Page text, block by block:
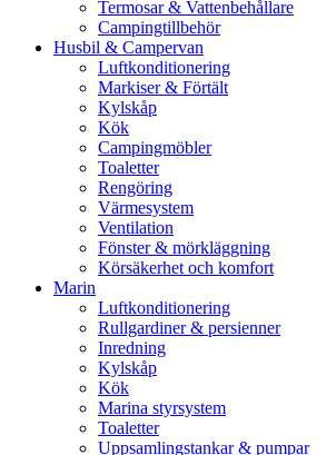
Termosar & Vattenbehållare
Campingtillbehör
Husbil & Campervan
Luftkonditionering
Markiser & Förtält
Kylskåp
Kök
Campingmöbler
Toaletter
Rengöring
Värmesystem
Ventilation
Fönster & mörkläggning
Körsäkerhet och komfort
Marin
Luftkonditionering
Rullgardiner & persienner
Inredning
Kylskåp
Kök
Marina styrsystem
Toaletter
Uppsamlingstankar & pumpar